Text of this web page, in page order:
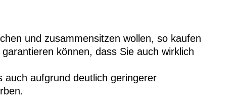
und zusammensitzen wollen, so kaufen
können, dass Sie auch wirklich
aufgrund deutlich geringerer